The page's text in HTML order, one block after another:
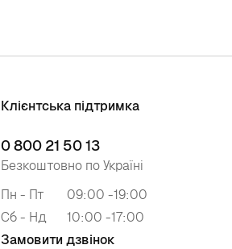
Клієнтська підтримка
0 800 21 50 13
Безкоштовно по Україні
Пн - Пт
09:00 -19:00
Сб - Нд
10:00 -17:00
Замовити дзвінок